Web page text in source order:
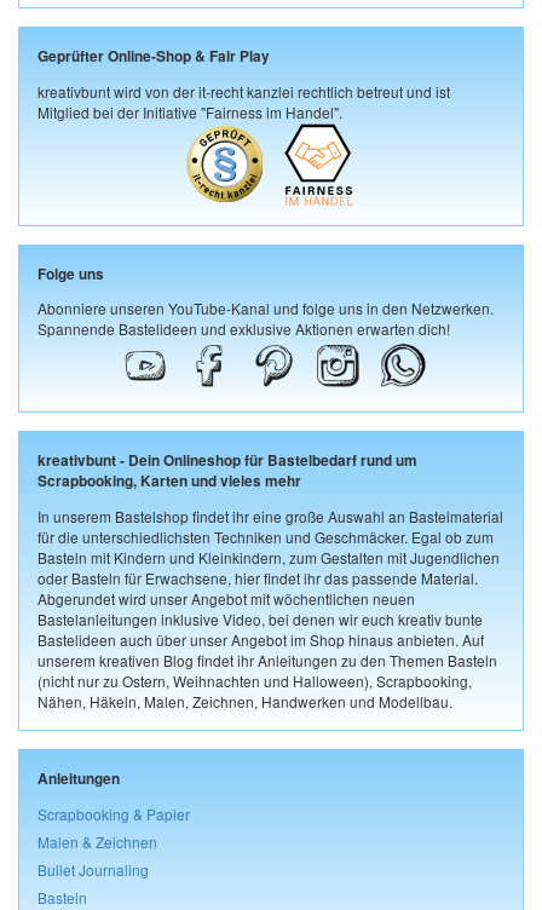
Geprüfter Online-Shop & Fair Play
kreativbunt wird von der it-recht kanzlei rechtlich betreut und ist
Mitglied bei der Initiative "Fairness im Handel".
Folge uns
Abonniere unseren YouTube-Kanal und folge uns in den Netzwerken.
Spannende Bastelideen und exklusive Aktionen erwarten dich!
kreativbunt - Dein Onlineshop für Bastelbedarf rund um
Scrapbooking, Karten und vieles mehr
In unserem Bastelshop findet ihr eine große Auswahl an Bastelmaterial
für die unterschiedlichsten Techniken und Geschmäcker. Egal ob zum
Basteln mit Kindern und Kleinkindern, zum Gestalten mit Jugendlichen
oder Basteln für Erwachsene, hier findet ihr das passende Material.
Abgerundet wird unser Angebot mit wöchentlichen neuen
Bastelanleitungen inklusive Video, bei denen wir euch kreativ bunte
Bastelideen auch über unser Angebot im Shop hinaus anbieten. Auf
unserem kreativen Blog findet ihr Anleitungen zu den Themen Basteln
(nicht nur zu Ostern, Weihnachten und Halloween), Scrapbooking,
Nähen, Häkeln, Malen, Zeichnen, Handwerken und Modellbau.
Anleitungen
Scrapbooking & Papier
Malen & Zeichnen
Bullet Journaling
Basteln